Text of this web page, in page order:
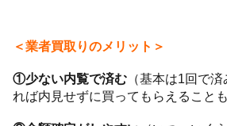
＜業者買取りのメリット＞
①少ない内覧で済む （基本は1回で
れば内見せずに買ってもらえることも